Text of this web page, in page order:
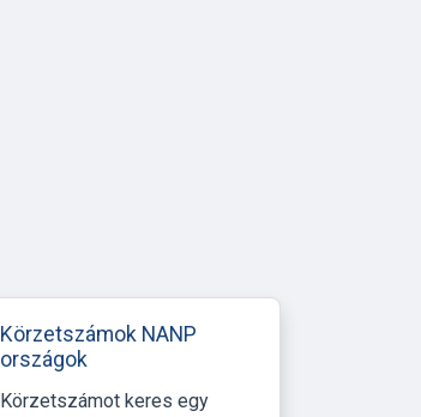
Körzetszámok NANP
országok
Körzetszámot keres egy